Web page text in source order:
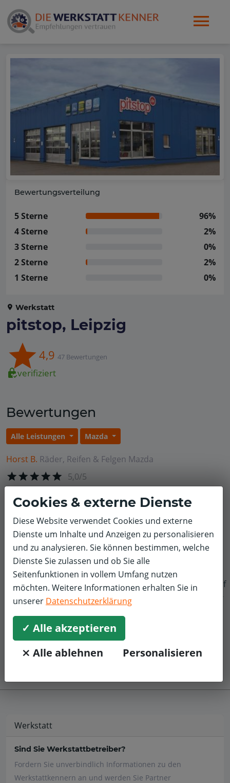
Bewertungsverteilung
5 Sterne
96%
4 Sterne
2%
3 Sterne
0%
2 Sterne
2%
1 Sterne
0%
Werkstatt
pitstop, Leipzig
4,9 47 Bewertungen
verifiziert
Bewertungen
Alle Leistungen Mazda
Horst B. Räder, Reifen & Felgen Mazda
5,0/5
Reifen waren online bestellt und wurden pünktlich
geliefert. Habe die Räder am Vortag bereitgestellt. Trotz
ungeplantem Ausfall zweier Mitarbeiter hat die
Werkstatt es geschafft, den Räderwechsel zu meiner
gewünschten Uhrzeit vorzunehmen. Bin sehr zufrieden
mit der Wekstatt in Leipzig, Georg-Schumann-Strasse.
Werkstatt
Sind Sie Werkstattbetreiber?
Fordern Sie unverbindlich Informationen zu den
Werkstattkennern an und werden Sie Partner
Cookies & externe Dienste
Diese Website verwendet Cookies und externe
Dienste um Inhalte und Anzeigen zu personalisieren
und zu analysieren. Sie können bestimmen, welche
Dienste Sie zulassen und ob Sie alle
Seitenfunktionen in vollem Umfang nutzen
möchten. Weitere Informationen erhalten Sie in
unserer Datenschutzerklärung
✓ Alle akzeptieren
⨯ Alle ablehnen
Personalisieren
f